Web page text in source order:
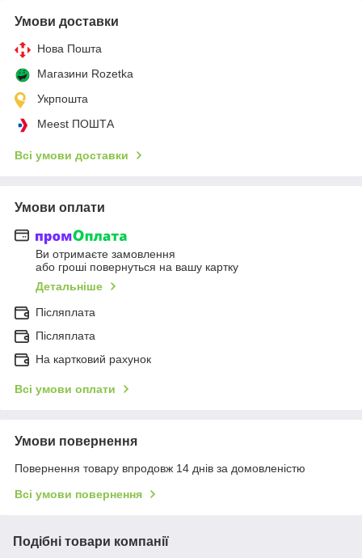
Умови доставки
Нова Пошта
Магазини Rozetka
Укрпошта
Meest ПОШТА
Всі умови доставки
Умови оплати
Ви отримаєте замовлення
або гроші повернуться на вашу картку
Детальніше
Післяплата
Післяплата
На картковий рахунок
Всі умови оплати
Умови повернення
Повернення товару впродовж 14 днів за домовленістю
Всі умови повернення
Подібні товари компанії